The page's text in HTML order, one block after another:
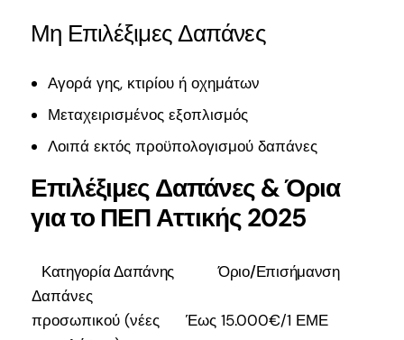
Μη Επιλέξιμες Δαπάνες
Αγορά γης, κτιρίου ή οχημάτων
Μεταχειρισμένος εξοπλισμός
Λοιπά εκτός προϋπολογισμού δαπάνες
Επιλέξιμες Δαπάνες & Όρια
για το ΠΕΠ Αττικής 2025
Κατηγορία Δαπάνης
Όριο/Επισήμανση
Δαπάνες
προσωπικού (νέες
Έως 15.000€/1 ΕΜΕ